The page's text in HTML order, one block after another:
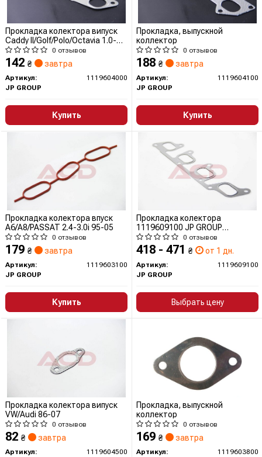
Прокладка колектора випуск
Caddy II/Golf/Polo/Octavia 1.0-
1.6i 91-
0 отзывов
142 ₴ завтра
Артикул:
1119604000
JP GROUP
Купить
Прокладка, выпускной
коллектор
0 отзывов
188 ₴ завтра
Артикул:
1119604100
JP GROUP
Купить
Прокладка колектора впуск
A6/A8/PASSAT 2.4-3.0i 95-05
0 отзывов
179 ₴ завтра
Артикул:
1119603100
JP GROUP
Купить
Прокладка колектора
1119609100 JP GROUP
(QUINTON HAZELL)
0 отзывов
418 - 471 ₴ от 1 дн.
Артикул:
1119609100
JP GROUP
Выбрать цену
Прокладка колектора випуск
VW/Audi 86-07
0 отзывов
82 ₴ завтра
Артикул:
1119604500
Прокладка, выпускной
коллектор
0 отзывов
169 ₴ завтра
Артикул:
1119603800